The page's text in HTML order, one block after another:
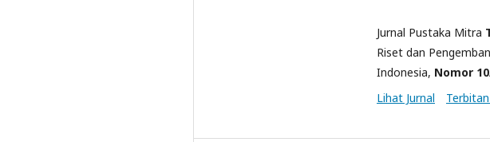
Jurnal Pustaka Mitra
Riset dan
Indonesia, Nomor
Lihat Jurnal